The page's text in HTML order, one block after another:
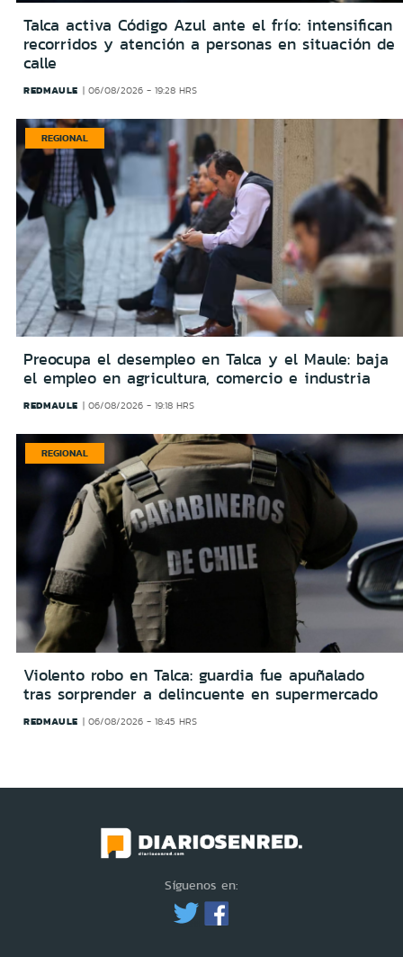
Talca activa Código Azul ante el frío: intensifican
recorridos y atención a personas en situación de
calle
REDMAULE 06/08/2026 - 19:28 HRS
REGIONAL
Preocupa el desempleo en Talca y el Maule: baja
el empleo en agricultura, comercio e industria
REDMAULE 06/08/2026 - 19:18 HRS
REGIONAL
Violento robo en Talca: guardia fue apuñalado
tras sorprender a delincuente en supermercado
REDMAULE 06/08/2026 - 18:45 HRS
Síguenos en: